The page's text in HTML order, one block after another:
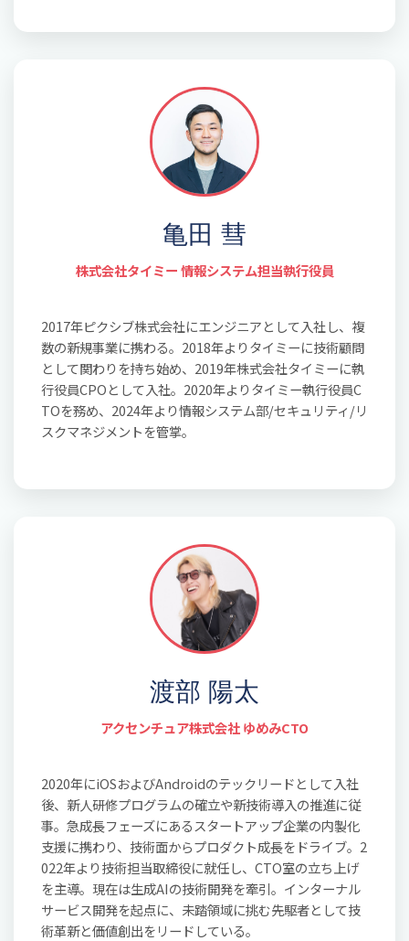
亀田 彗
株式会社タイミー 情報システム担当執行役員
2017年ピクシブ株式会社にエンジニアとして入社し、複
数の新規事業に携わる。2018年よりタイミーに技術顧問
として関わりを持ち始め、2019年株式会社タイミーに執
行役員CPOとして入社。2020年よりタイミー執行役員C
TOを務め、2024年より情報システム部/セキュリティ/リ
スクマネジメントを管掌。
渡部 陽太
アクセンチュア株式会社 ゆめみCTO
2020年にiOSおよびAndroidのテックリードとして入社
後、新人研修プログラムの確立や新技術導入の推進に従
事。急成長フェーズにあるスタートアップ企業の内製化
支援に携わり、技術面からプロダクト成長をドライブ。2
022年より技術担当取締役に就任し、CTO室の立ち上げ
を主導。現在は生成AIの技術開発を牽引。インターナル
サービス開発を起点に、未踏領域に挑む先駆者として技
術革新と価値創出をリードしている。